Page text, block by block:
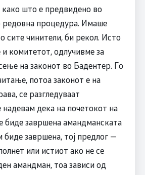
како што е предвидено во
редовна процедура. Имаше
сите чинители, би рекол. Исто
и комитетот, одлучивме за
на законот во Бадентер. Го
потоа законот е на
се разгледуваат
дека на почетокот на
биде завршена амандманската
завршена, тој предлог —
или истиот ако не се
амандман, тоа зависи од